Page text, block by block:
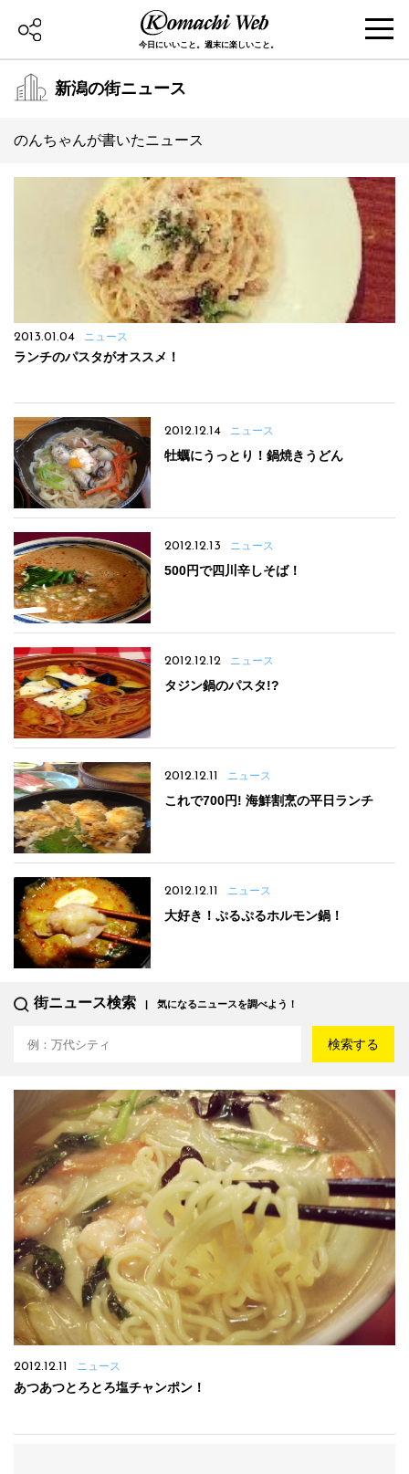
今日にいいこと。週末に楽しいこと。
新潟の街ニュース
のんちゃんが書いたニュース
2013.01.04 ニュース
ランチのパスタがオススメ！
2012.12.14 ニュース
牡蠣にうっとり！鍋焼きうどん
2012.12.13 ニュース
500円で四川辛しそば！
2012.12.12 ニュース
タジン鍋のパスタ!?
2012.12.11 ニュース
これで700円! 海鮮割烹の平日ランチ
2012.12.11 ニュース
大好き！ぷるぷるホルモン鍋！
街ニュース検索 気になるニュースを調べよう！
検索する
2012.12.11 ニュース
あつあつとろとろ塩チャンポン！